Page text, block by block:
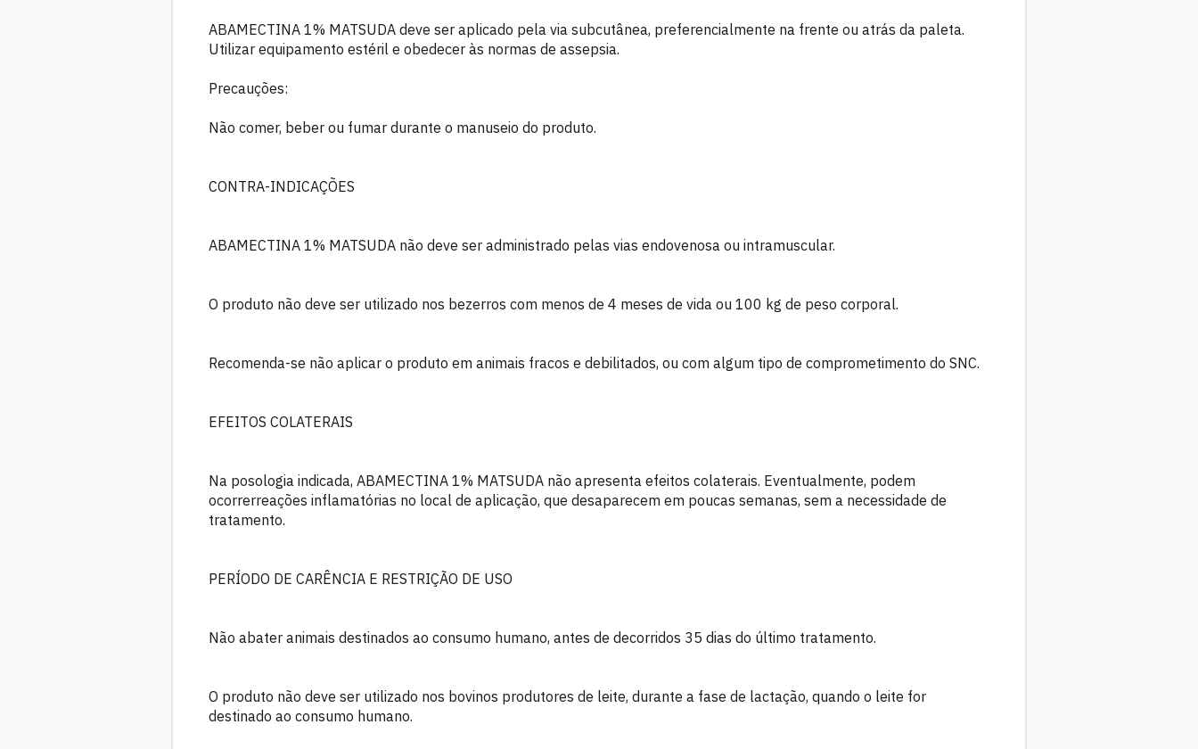
ABAMECTINA 1% MATSUDA deve ser aplicado pela via subcutânea, preferencialmente na frente ou atrás da paleta.
Utilizar equipamento estéril e obedecer às normas de assepsia.
Precauções:
Não comer, beber ou fumar durante o manuseio do produto.
CONTRA-INDICAÇÕES
ABAMECTINA 1% MATSUDA não deve ser administrado pelas vias endovenosa ou intramuscular.
O produto não deve ser utilizado nos bezerros com menos de 4 meses de vida ou 100 kg de peso corporal.
Recomenda-se não aplicar o produto em animais fracos e debilitados, ou com algum tipo de comprometimento do SNC.
EFEITOS COLATERAIS
Na posologia indicada, ABAMECTINA 1% MATSUDA não apresenta efeitos colaterais. Eventualmente, podem
ocorrerreações inflamatórias no local de aplicação, que desaparecem em poucas semanas, sem a necessidade de
tratamento.
PERÍODO DE CARÊNCIA E RESTRIÇÃO DE USO
Não abater animais destinados ao consumo humano, antes de decorridos 35 dias do último tratamento.
O produto não deve ser utilizado nos bovinos produtores de leite, durante a fase de lactação, quando o leite for
destinado ao consumo humano.